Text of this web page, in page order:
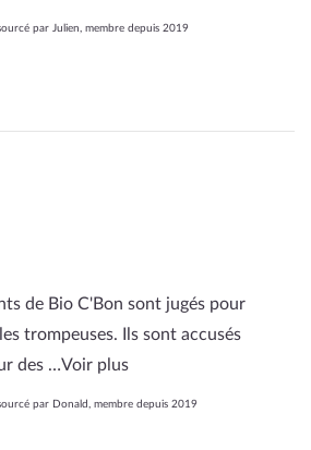
par Julien, membre depuis 2019
de Bio C'Bon sont jugés pour
trompeuses. Ils sont accusés
des …Voir plus
par Donald, membre depuis 2019